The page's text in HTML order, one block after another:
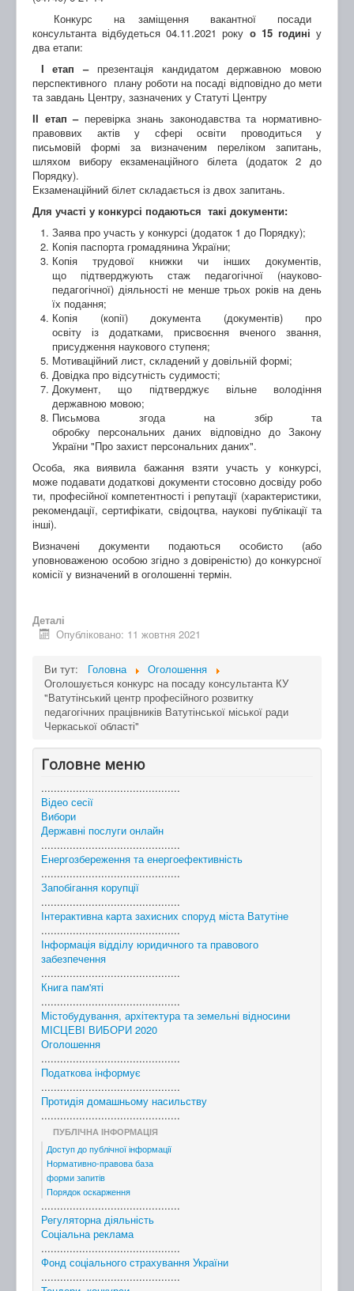
Конкурс на заміщення вакантної посади
консультанта відбудеться 04.11.2021 року о 15 годині у
два етапи:
І етап – презентація кандидатом державною мовою
перспективного плану роботи на посаді відповідно до мети
та завдань Центру, зазначених у Статуті Центру
ІІ етап – перевірка знань законодавства та нормативно-
правоввих актів у сфері освіти проводиться у
письмовій формі за визначеним переліком запитань,
шляхом вибору екзаменаційного білета (додаток 2 до
Порядку).
Екзаменаційний білет складається із двох запитань.
Для участі у конкурсі подаються такі документи:
Заява про участь у конкурсі (додаток 1 до Порядку);
Копія паспорта громадянина України;
Копія трудової книжки чи інших документів,
що підтверджують стаж педагогічної (науково-
педагогічної) діяльності не менше трьох років на день
їх подання;
Копія (копії) документа (документів) про
освіту із додатками, присвоєння вченого звання,
присудження наукового ступеня;
Мотиваційний лист, складений у довільній формі;
Довідка про відсутність судимості;
Документ, що підтверджує вільне володіння
державною мовою;
Письмова згода на збір та
обробку персональних даних відповідно до Закону
України "Про захист персональних даних".
Особа, яка виявила бажання взяти участь у конкурсі,
може подавати додаткові документи стосовно досвіду робо
ти, професійної компетентності і репутації (характеристики,
рекомендації, сертифікати, свідоцтва, наукові публікації та
інші).
Визначені документи подаються особисто (або
уповноваженою особою згідно з довіреністю) до конкурсної
комісії у визначений в оголошенні термін.
Деталі
Опубліковано: 11 жовтня 2021
Ви тут: Головна
Оголошення
Оголошується конкурс на посаду консультанта КУ
"Ватутінський центр професійного розвитку
педагогічних працівників Ватутінської міської ради
Черкаської області"
Головне меню
............................................
Відео сесії
Вибори
Державні послуги онлайн
............................................
Енергозбереження та енергоефективність
............................................
Запобігання корупції
............................................
Інтерактивна карта захисних споруд міста Ватутіне
............................................
Інформація відділу юридичного та правового
забезпечення
............................................
Книга пам'яті
............................................
Містобудування, архітектура та земельні відносини
МІСЦЕВІ ВИБОРИ 2020
Оголошення
............................................
Податкова інформує
............................................
Протидія домашньому насильству
............................................
ПУБЛІЧНА ІНФОРМАЦІЯ
Доступ до публічної інформації
Нормативно-правова база
форми запитів
Порядок оскарження
............................................
Регуляторна діяльність
Соціальна реклама
............................................
Фонд соціального страхування України
............................................